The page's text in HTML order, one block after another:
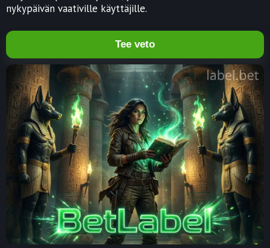
nykypäivän vaativille käyttäjille.
Tee veto